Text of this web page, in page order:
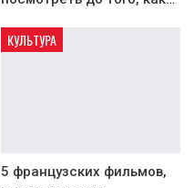
КУЛЬТУРА
5 французских фильмов,